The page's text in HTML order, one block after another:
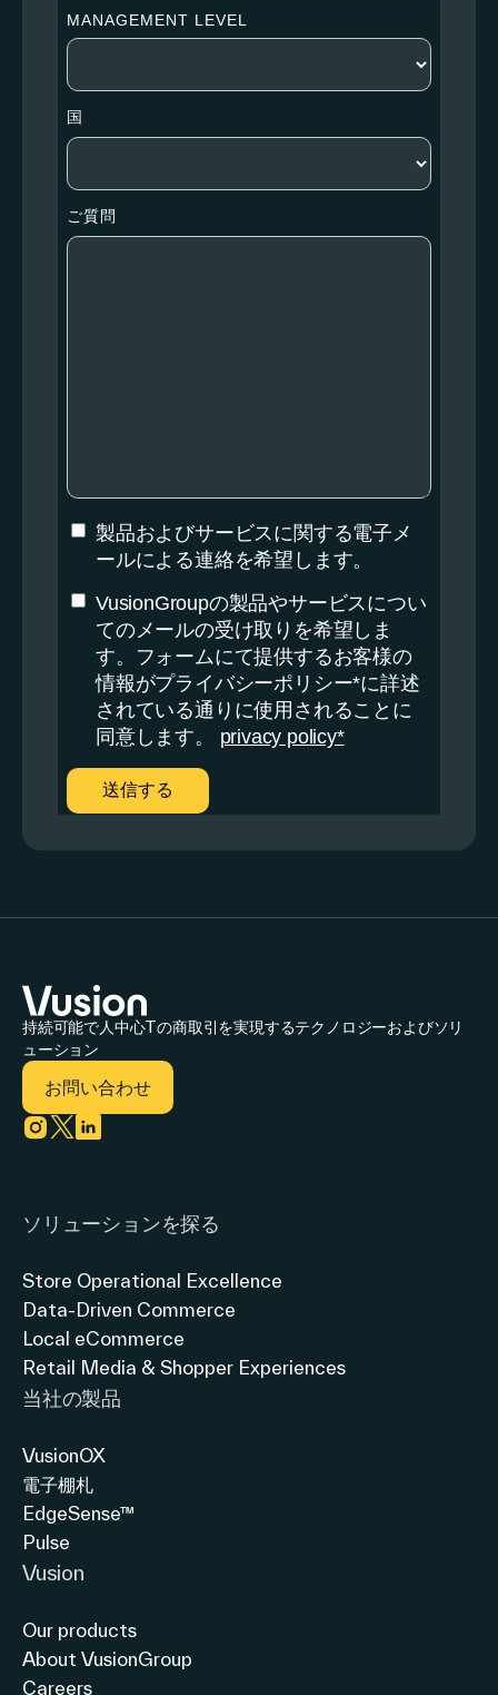
持続可能で人中心Tの商取引を実現するテクノロジーおよびソリ
ューション
お問い合わせ
ソリューションを探る
Store Operational Excellence
Data-Driven Commerce
Local eCommerce
Retail Media & Shopper Experiences
当社の製品
VusionOX
電子棚札
EdgeSense™
Pulse
Vusion
Our products
About VusionGroup
Careers